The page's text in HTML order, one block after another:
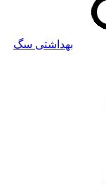
بهداشتی سگ